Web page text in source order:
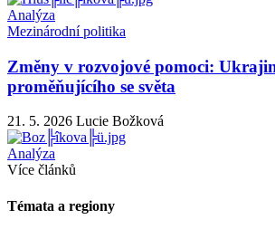
Analýza
Mezinárodní politika
Změny v rozvojové pomoci:
proměňujícího se světa
21. 5. 2026 Lucie Božková
Analýza
Více článků
Témata a regiony